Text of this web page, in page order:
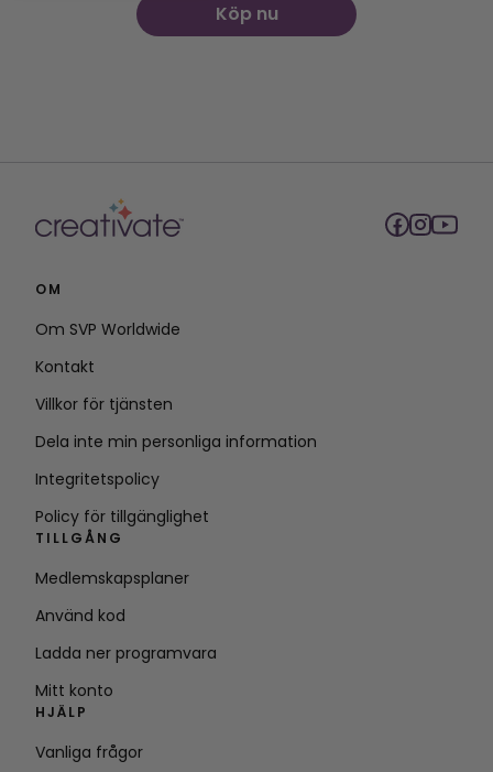
Köp nu
OM
Om SVP Worldwide
Kontakt
Villkor för tjänsten
Dela inte min personliga information
Integritetspolicy
Policy för tillgänglighet
TILLGÅNG
Medlemskapsplaner
Använd kod
Ladda ner programvara
Mitt konto
HJÄLP
Vanliga frågor